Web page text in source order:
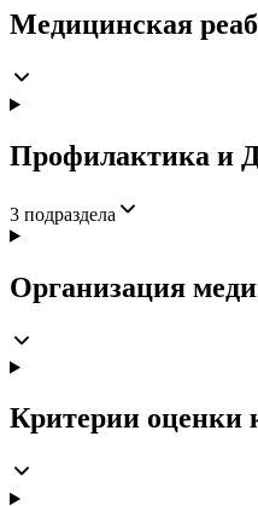
Медицинская
Профилактика и
3 подраздела
Организация
Критерии оценки